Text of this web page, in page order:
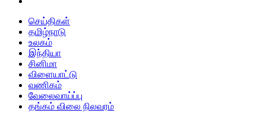
செய்திகள்
தமிழ்நாடு
உலகம்
இந்தியா
சினிமா
விளையாட்டு
வணிகம்
வேலைவாய்ப்பு
தங்கம் விலை நிலவரம்